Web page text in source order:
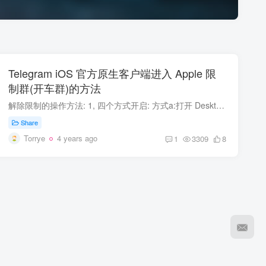
Telegram iOS 官方原生客户端进入 Apple 限
制群(开车群)的方法
解除限制的操作方法: 1, 四个方式开启: 方式a:打开 Desktop 电脑桌面客户端, 左上角三短线: 设置→隐私安全→开启'显示含有敏感内容的媒体' 方式b:打开 macOS 电脑桌面客户端: 设置→隐私安全→...
Share
Torrye 4 years ago 1 3309 8